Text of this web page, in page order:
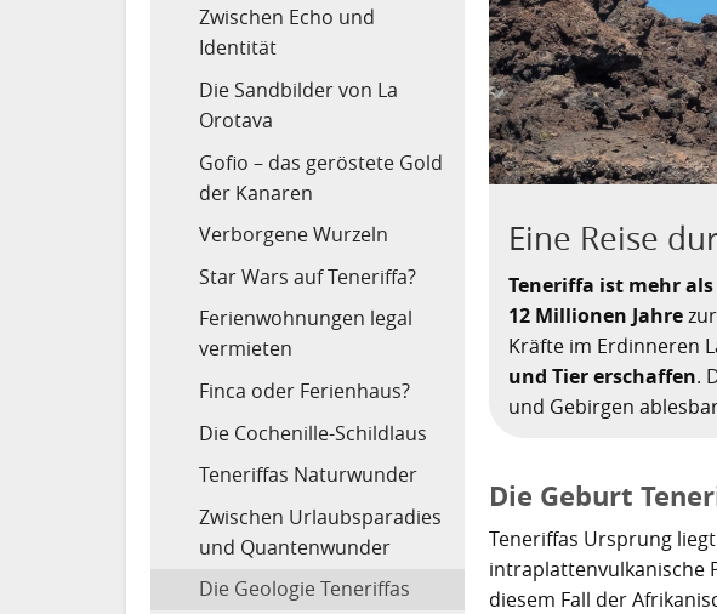
Zwischen Echo und
Identität
Die Sandbilder von La
Orotava
Gofio – das geröstete Gold
der Kanaren
Verborgene Wurzeln
Star Wars auf Teneriffa?
Ferienwohnungen legal
vermieten
Finca oder Ferienhaus?
Die Cochenille-Schildlaus
Teneriffas Naturwunder
Zwischen Urlaubsparadies
und Quantenwunder
Die Geologie Teneriffas
Eine Reise
Teneriffa ist mehr
12 Millionen Jahre
Kräfte im Erdinneren
und Tier erschaffen.
und Gebirgen
Die Geburt
Teneriffas Ursprung
intraplattenvulkanische
diesem Fall der